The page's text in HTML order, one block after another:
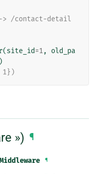
/contact-detail
(site_id=1,
old_pa
1})
») ¶
¶